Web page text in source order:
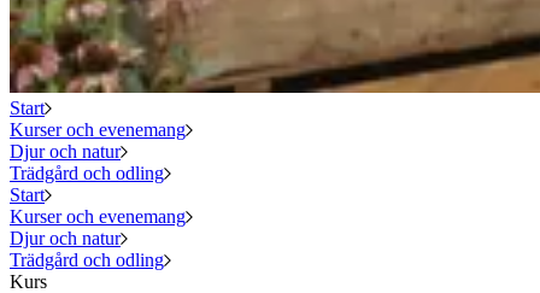
Start
Kurser och evenemang
Djur och natur
Trädgård och odling
Start
Kurser och evenemang
Djur och natur
Trädgård och odling
Kurs